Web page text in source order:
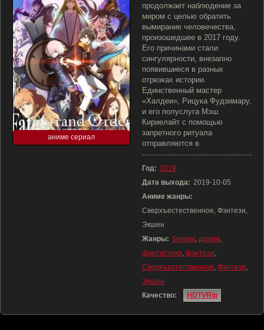
аниме сериал
продолжает наблюдение за
миром с целью обратить
вымирание человечества,
произошедшее в 2017 году.
Его причинами стали
сингулярности, внезапно
появившиеся в разных
отрезках истории.
Единственный мастер
«Халдеи», Рицука Фудзимару,
и его полуслуга Мэш
Кириелайт с помощью
запретного ритуала
отправляются в
Год: 2019
Дата выхода: 2019-10-05
Аниме жанры:
Сверхъестественное, Фэнтези,
Экшен
Жанры: боевик, драма,
фантастика, фэнтези,
Сверхъестественное, Фэнтези,
Экшен
Качество:
HDTVRip